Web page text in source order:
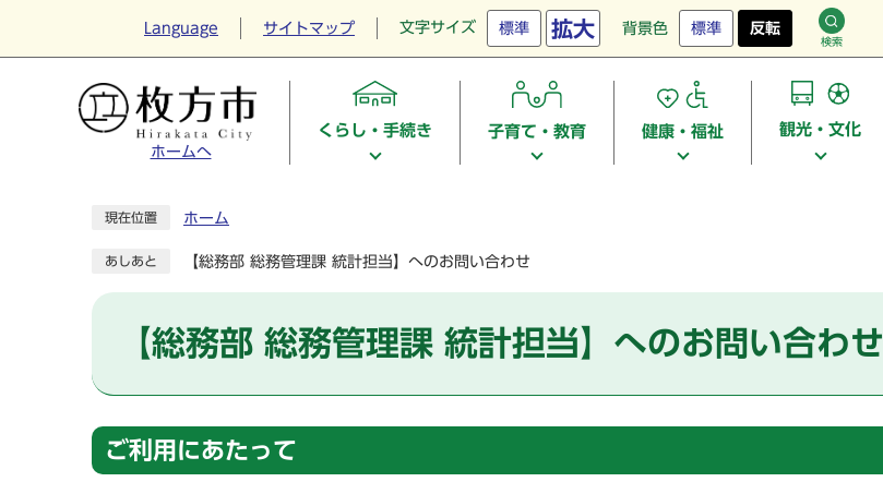
Language サイトマップ 文字サイズ 標準 拡大 背景色 標準 反転
検索
ホームへ
くらし・手続き 子育て・教育 健康・福祉 観光・文化
現在位置 ホーム
あしあと 【総務部 総務管理課 統計担当】へのお問い合わせ
【総務部 総務管理課 統計担当】へのお問い合わせ
ご利用にあたって